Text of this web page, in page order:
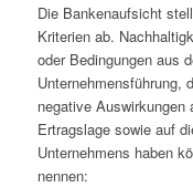
Die Bankenaufsicht
Kriterien ab.
oder Bedingungen aus
Unternehmensführung,
negative Auswirkungen
Ertragslage sowie auf
Unternehmens haben
nennen: